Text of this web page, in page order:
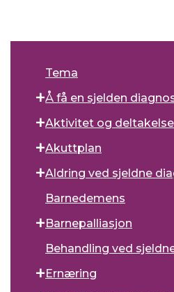
Tema
Å få en sjelden
Aktivitet og deltakelse
Akuttplan
Aldring ved sjeldne
Barnedemens
Barnepalliasjon
Behandling ved
Ernæring